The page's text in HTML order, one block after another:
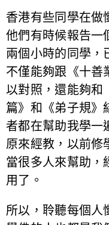
香港有些同學在做
他們有時候報告一
兩個小時的同學，
不僅能夠跟《十善
以對照，還能夠和
篇》和《弟子規》
者都在幫助我學一
原來經教，以前修
當很多人來幫助，
用了。
所以，聆聽每個人